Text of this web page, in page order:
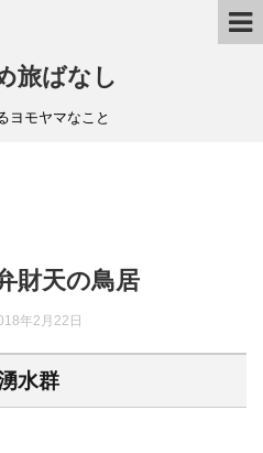
旅ばなし
ヨモヤマなこと
財天の鳥居
年2月22日
水群